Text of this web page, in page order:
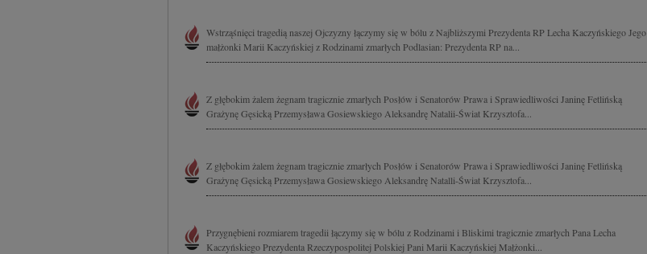
Wstrząśnięci tragedią naszej Ojczyzny łączymy się w bólu z Najbliższymi Prezydenta RP Lecha Kaczyńskiego Jego
małżonki Marii Kaczyńskiej z Rodzinami zmarłych Podlasian: Prezydenta RP na...
Z głębokim żalem żegnam tragicznie zmarłych Posłów i Senatorów Prawa i Sprawiedliwości Janinę Fetlińską
Grażynę Gęsicką Przemysława Gosiewskiego Aleksandrę Natalii-Świat Krzysztofa...
Z głębokim żalem żegnam tragicznie zmarłych Posłów i Senatorów Prawa i Sprawiedliwości Janinę Fetlińską
Grażynę Gęsicką Przemysława Gosiewskiego Aleksandrę Natalli-Świat Krzysztofa...
Przygnębieni rozmiarem tragedii łączymy się w bólu z Rodzinami i Bliskimi tragicznie zmarłych Pana Lecha
Kaczyńskiego Prezydenta Rzeczypospolitej Polskiej Pani Marii Kaczyńskiej Małżonki...